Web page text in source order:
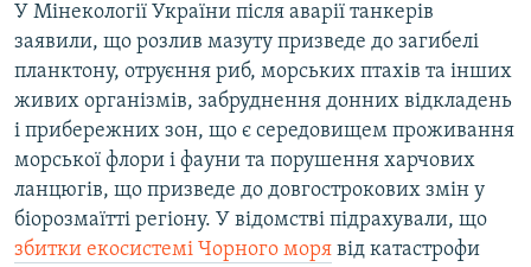
У Мінекології України після аварії танкерів
заявили, що розлив мазуту призведе до загибелі
планктону, отруєння риб, морських птахів та інших
живих організмів, забруднення донних відкладень
і прибережних зон, що є середовищем проживання
морської флори і фауни та порушення харчових
ланцюгів, що призведе до довгострокових змін у
біорозмаїтті регіону. У відомстві підрахували, що
збитки екосистемі Чорного моря від катастрофи